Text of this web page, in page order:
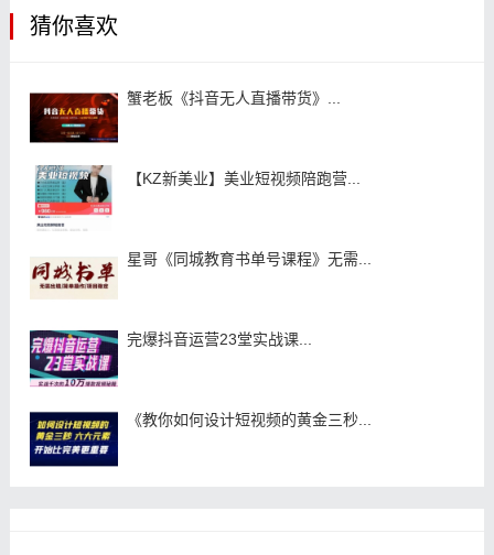
猜你喜欢
蟹老板《抖音无人直播带货》...
【KZ新美业】美业短视频陪跑营...
星哥《同城教育书单号课程》无需...
完爆抖音运营23堂实战课...
《教你如何设计短视频的黄金三秒...